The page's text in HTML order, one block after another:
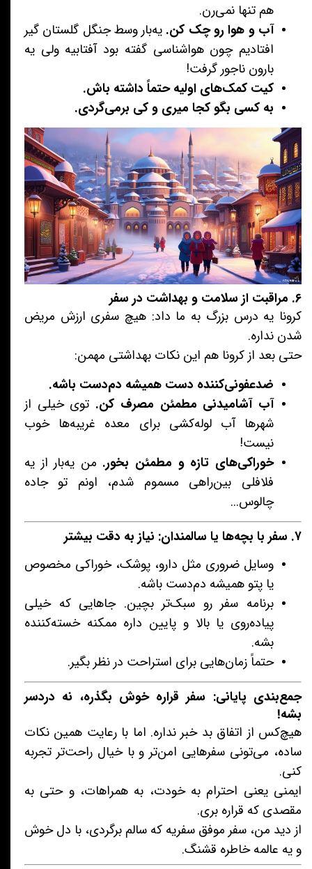
هم تنها نمی‌رن.
آب و هوا رو چک کن. یه‌بار وسط جنگل گلستان گیر
افتادیم چون هواشناسی گفته بود آفتابیه ولی یه
بارون ناجور گرفت!
کیت کمک‌های اولیه حتماً داشته باش.
به کسی بگو کجا میری و کی برمی‌گردی.
۶. مراقبت از سلامت و بهداشت در سفر
کرونا یه درس بزرگ به ما داد: هیچ سفری ارزش مریض
شدن نداره.
حتی بعد از کرونا هم این نکات بهداشتی مهمن:
ضدعفونی‌کننده دست همیشه دم‌دست باشه.
آب آشامیدنی مطمئن مصرف کن. توی خیلی از
شهرها آب لوله‌کشی برای معده غریبه‌ها خوب
نیست!
خوراکی‌های تازه و مطمئن بخور. من یه‌بار از یه
فلافلی بین‌راهی مسموم شدم، اونم تو جاده
چالوس...
۷. سفر با بچه‌ها یا سالمندان: نیاز به دقت بیشتر
وسایل ضروری مثل دارو، پوشک، خوراکی مخصوص
یا پتو همیشه دم‌دست باشه.
برنامه سفر رو سبک‌تر بچین. جاهایی که خیلی
پیاده‌روی یا بالا و پایین داره ممکنه خسته‌کننده
بشه.
حتماً زمان‌هایی برای استراحت در نظر بگیر.
جمع‌بندی پایانی: سفر قراره خوش بگذره، نه دردسر
بشه!
هیچ‌کس از اتفاق بد خبر نداره. اما با رعایت همین نکات
ساده، می‌تونی سفرهایی امن‌تر و با خیال راحت‌تر تجربه
کنی.
ایمنی یعنی احترام به خودت، به همراهات، و حتی به
مقصدی که قراره بری.
از دید من، سفر موفق سفریه که سالم برگردی، با دل خوش
و یه عالمه خاطره قشنگ.